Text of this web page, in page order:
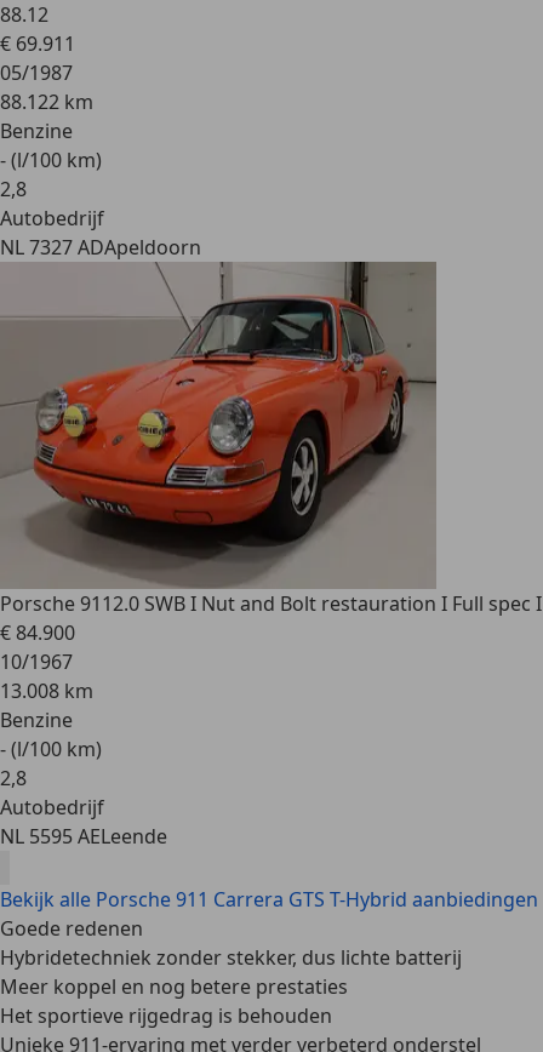
88.12
€ 69.911
05/1987
88.122 km
Benzine
- (l/100 km)
2,8
Autobedrijf
NL 7327 ADApeldoorn
Porsche 9112.0 SWB I Nut and Bolt restauration I Full spec I
€ 84.900
10/1967
13.008 km
Benzine
- (l/100 km)
2,8
Autobedrijf
NL 5595 AELeende
Bekijk alle Porsche 911 Carrera GTS T-Hybrid aanbiedingen
Goede redenen
Hybridetechniek zonder stekker, dus lichte batterij
Meer koppel en nog betere prestaties
Het sportieve rijgedrag is behouden
Unieke 911-ervaring met verder verbeterd onderstel